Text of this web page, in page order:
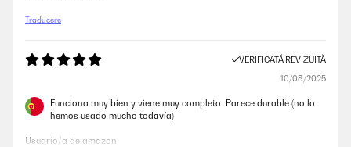
Traducere
VERIFICATĂ REVIZUITĂ
10/08/2025
Funciona muy bien y viene muy completo. Parece durable (no lo
hemos usado mucho todavía)
Usuario/a de amazon